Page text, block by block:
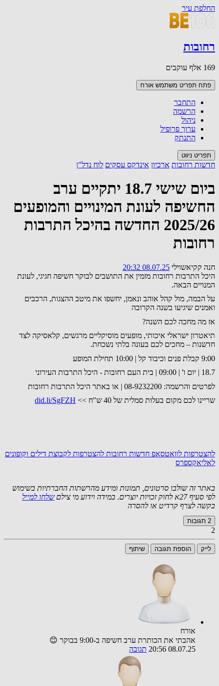
החלפת עיר
רחובות
169 אלף עוקבים
פתח תפריט משתמש אורח
התחבר
הרשמה
ניהול
ערוך פרופיל
התנתק
תפריט ניווט
חדשות רחובות ארכיון אינדקס עסקים לוח נדל"ן
ביום שישי 18.7 יתקיים ערב
החשיפה לעונת המינויים והמופעים
2025/26 החדשה בהיכל התרבות
רחובות
חנה קקיאשוילי 08.07.25 20:32
היכל התרבות רחובות מזמין את התושבים לבוקר חשיפה חגיגי, לעונת
המנויים הבאה.
על הבמה, מול קהל אוהב ונאמן, יחשפו את מיטב ההצגות, הרכבים
ואמנים שיגיעו בשנה הקרובה
אז מה מחכה לכם השנה?
תיאטרון ישראלי איכותי, מופעים מוסיקליים מרגשים, קלאסיקה לצד
חדשנות – מחכים לכם בעונה בלתי נשכחת.
9:00 קבלת פנים וכיבוד קל | 10:00 תחילת המופע
18.7 | יום ו' | 09:00 | בית העם רחובות - היכל התרבות העירוני
לפרטים והרשמה: 08-9232200 | או באתר היכל התרבות רחובות
שריינו לכם מקום בעלות סמלית של 40 ש"ח >>
did.li/SgFZH
להצטרפות לוואטסאפ חדשות רחובות להצטרפות לקבוצת דילים וקופונים
לאליאקספרס
באתר זה שולבו סרטונים, תמונות ומידע מהרשתות החברתיות בשימוש
לפי סעיף 27א לחוק זכויות יוצרים. במידה וידוע מי צילם
שלחו למייל
בקשה לצרף קרדיט או להסרה
2 תגובות
2
לייק הוספת תגובה שיתוף
אורח
אהבתי את הכותרת ערב חשיפה ב-9:00 בבוקר 😊
08.07.25 20:56
תגובה